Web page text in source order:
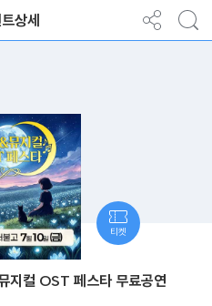
상세
지컬 OST 페스타 무료공연
티켓